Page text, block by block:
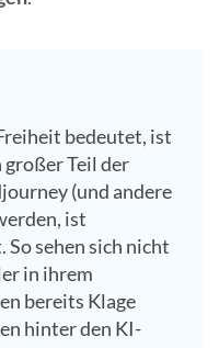
bedeutet, ist
Teil der
(und andere
ist
sehen sich nicht
in ihrem
bereits Klage
hinter den KI-